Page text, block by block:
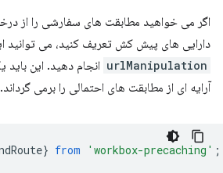
اگر می خواهید مطابقت های سفارشی را از
دارایی های پیش کش تعریف کنید، می توانید
urlManipulation انجام دهید. این
آرایه ای از مطابقت های احتمالی را برمی گرداند.
} from 'workbox-precaching' ;